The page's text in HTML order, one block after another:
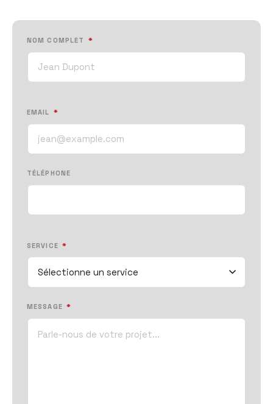
NOM COMPLET *
EMAIL *
TÉLÉPHONE
SERVICE *
MESSAGE *